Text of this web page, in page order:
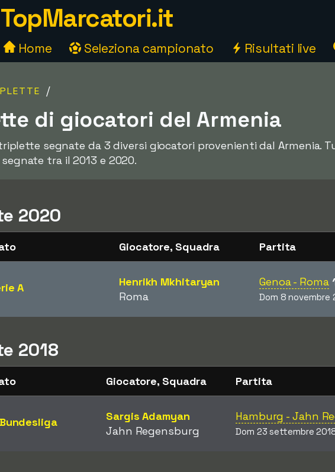
TopMarcatori.it
Home Seleziona campionato Risultati live
/
di giocatori del Armenia
segnate da 3 diversi giocatori provenienti dal Armenia.
tra il 2013 e 2020.
2020
Giocatore, Squadra Partita
A
Henrikh Mkhitaryan
Roma
Genoa - Roma
Dom 8 novembre
2018
Giocatore, Squadra Partita
Sargis Adamyan
Jahn Regensburg
Hamburg - Jahn
Dom 23 settembre